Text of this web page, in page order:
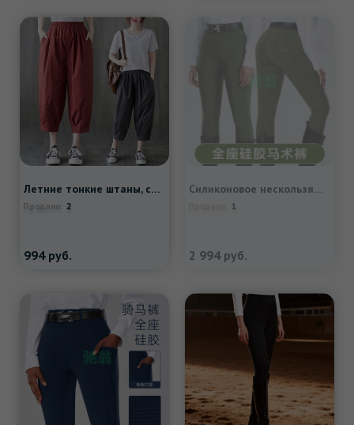
Летние тонкие штаны, свободный крой, из хлопка и льна, высокая талия, большой размер
Продано: 2
994 руб.
Силиконовое нескользящое кресло, дышащие быстросохнущие штаны, в обтяжку
1
2 994 руб.